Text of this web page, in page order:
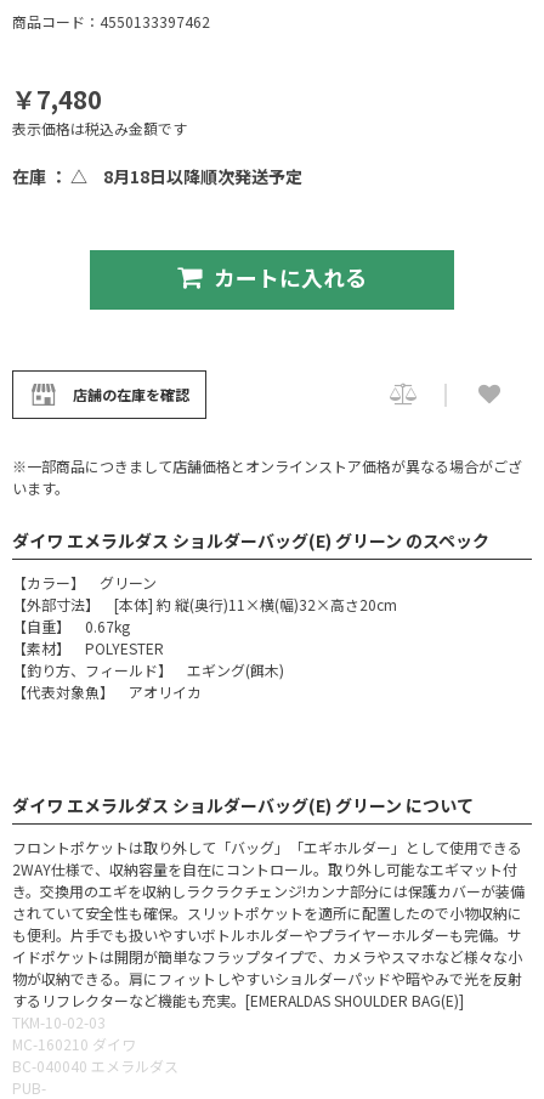
商品コード：4550133397462
￥7,480
表示価格は税込み金額です
在庫 ： △ 8月18日以降順次発送予定
カートに入れる
店舗の在庫を確認
※一部商品につきまして店舗価格とオンラインストア価格が異なる場合がござ
います。
ダイワ エメラルダス ショルダーバッグ(E) グリーン のスペック
【カラー】 グリーン
【外部寸法】 [本体] 約 縦(奥行)11×横(幅)32×高さ20cm
【自重】 0.67kg
【素材】 POLYESTER
【釣り方、フィールド】 エギング(餌木)
【代表対象魚】 アオリイカ
ダイワ エメラルダス ショルダーバッグ(E) グリーン について
フロントポケットは取り外して「バッグ」「エギホルダー」として使用できる
2WAY仕様で、収納容量を自在にコントロール。取り外し可能なエギマット付
き。交換用のエギを収納しラクラクチェンジ!カンナ部分には保護カバーが装備
されていて安全性も確保。スリットポケットを適所に配置したので小物収納に
も便利。片手でも扱いやすいボトルホルダーやプライヤーホルダーも完備。サ
イドポケットは開閉が簡単なフラップタイプで、カメラやスマホなど様々な小
物が収納できる。肩にフィットしやすいショルダーパッドや暗やみで光を反射
するリフレクターなど機能も充実。[EMERALDAS SHOULDER BAG(E)]
TKM-10-02-03
MC-160210 ダイワ
BC-040040 エメラルダス
PUB-